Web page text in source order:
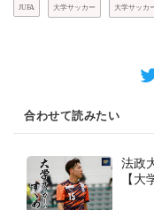
JUFA 大学サッカー 大学サッカ
合わせて読みたい
法政
【大